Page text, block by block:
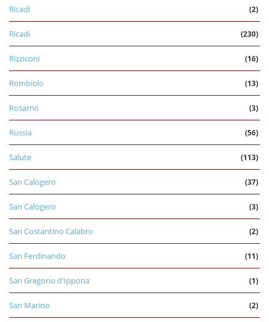
Ricadi (2)
Ricadi (230)
Rizziconi (16)
Rombiolo (13)
Rosarno (3)
Russia (56)
Salute (113)
San Calogero (37)
San Calogero (3)
San Costantino Calabro (2)
San Ferdinando (11)
San Gregorio d'Ippona (1)
San Marino (2)